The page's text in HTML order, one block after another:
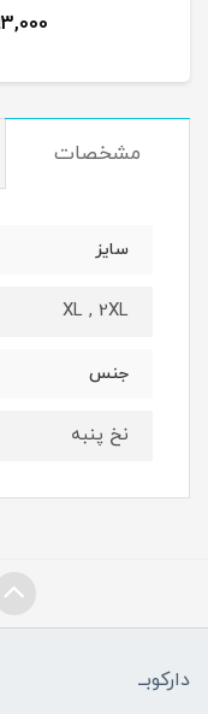
793,000
مشخصات
سایز
XL , 2XL
جنس
نخ پنبه
دارکوبــ